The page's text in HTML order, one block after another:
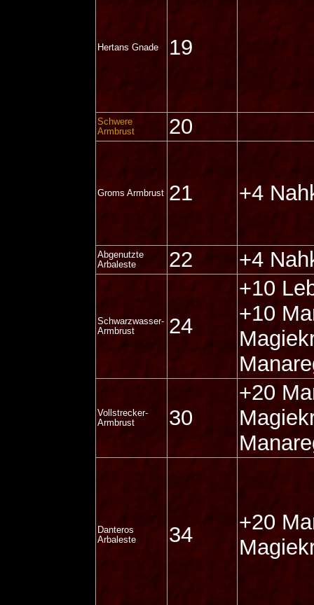
Hertans Gnade 19
Schwere
Armbrust
20
Groms Armbrust 21 +4
Abgenutzte
Arbaleste
22 +4
Schwarzwasser-
Armbrust
24
+10
+10
Vollstrecker-
Armbrust
30
+20
Danteros
Arbaleste
34
+20